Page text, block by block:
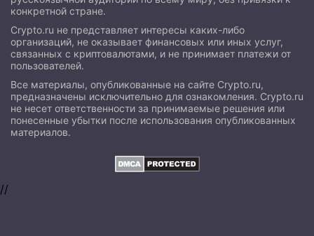
конкретной стране.
Crypto.ru не представляет интересы каких-либо
организаций, не оказывает финансовых или иных услуг,
связанных с криптовалютами, и не принимает платежи от
пользователей.
Все материалы, опубликованные на сайте Crypto.ru,
предназначены исключительно для ознакомления. Crypto.ru
не несет ответственности за принимаемые решения или
понесенные убытки после использования опубликованных
материалов.
//